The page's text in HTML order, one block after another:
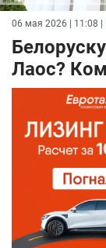
06 мая 2026 | 11:08
Лаос?